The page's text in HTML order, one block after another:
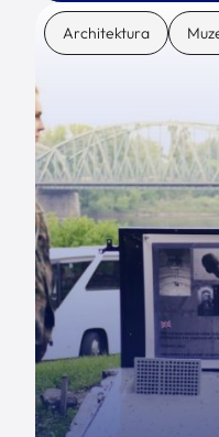
Architektura